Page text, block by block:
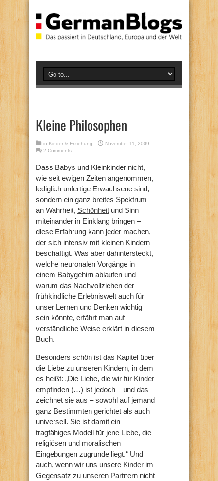
Kleine Philosophen
in Kinder & Erziehung
November 11, 2009
2 Comments
Dass Babys und Kleinkinder nicht,
wie seit ewigen Zeiten angenommen,
lediglich unfertige Erwachsene sind,
sondern ein ganz breites Spektrum
an Wahrheit, Schönheit und Sinn
miteinander in Einklang bringen –
diese Erfahrung kann jeder machen,
der sich intensiv mit kleinen Kindern
beschäftigt. Was aber dahintersteckt,
welche neuronalen Vorgänge in
einem Babygehirn ablaufen und
warum das Nachvollziehen der
frühkindliche Erlebniswelt auch für
unser Lernen und Denken wichtig
sein könnte, erfährt man auf
verständliche Weise erklärt in diesem
Buch.
Besonders schön ist das Kapitel über
die Liebe zu unseren Kindern, in dem
es heißt: „Die Liebe, die wir für Kinder
empfinden (…) ist jedoch – und das
zeichnet sie aus – sowohl auf jemand
ganz Bestimmten gerichtet als auch
universell. Sie ist damit ein
tragfähiges Modell für jene Liebe, die
religiösen und moralischen
Eingebungen zugrunde liegt.“ Und
auch, wenn wir uns unsere Kinder im
Gegensatz zu unseren Partnern nicht